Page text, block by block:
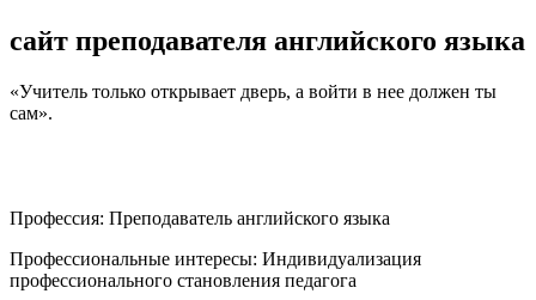
сайт преподавателя английского языка
«Учитель только открывает дверь, а войти в нее должен ты
сам».
Профессия: Преподаватель английского языка
Профессиональные интересы: Индивидуализация
профессионального становления педагога